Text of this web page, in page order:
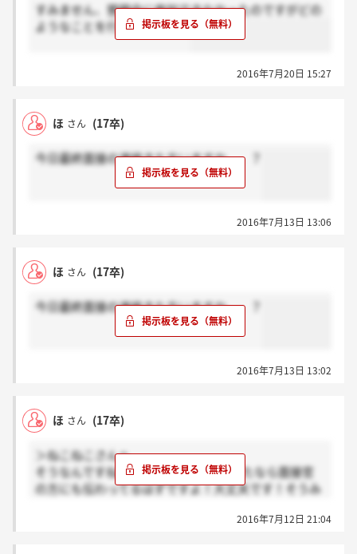
すみません、懇親会に参加できなかったのですがどの
ようなことを行いましたか？
2016年7月20日 15:27
ほ さん (17卒)
今日最終面接の連絡きた方いますか、、？
2016年7月13日 13:06
ほ さん (17卒)
今日最終面接の連絡きた方いますか、、？
2016年7月13日 13:02
ほ さん (17卒)
＞ねこねこさんへ
そうなんですね(T_T)言いたいこと言えたなら面接官
の方にも伝わってるはずですよ！大丈夫です！そうみ
2016年7月12日 21:04